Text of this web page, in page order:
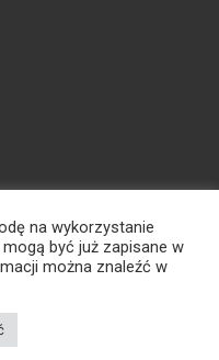
na wykorzystanie
być już zapisane w
można znaleźć w